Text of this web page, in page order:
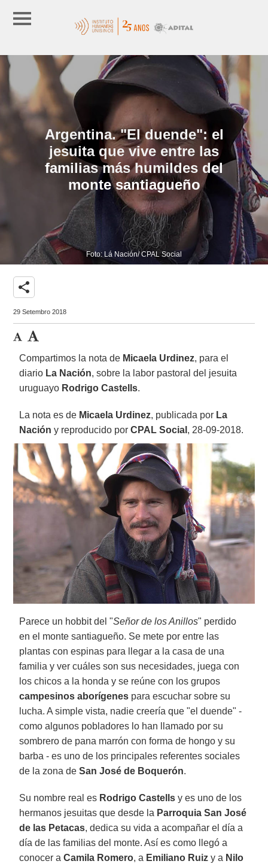
Argentina. "El duende": el
jesuita que vive entre las
familias más humildes del
monte santiagueño
Foto: Lá Nación/ CPAL Social
share
29 Setembro 2018
Compartimos la nota de Micaela Urdinez, para el
diario La Nación, sobre la labor pastoral del jesuita
uruguayo Rodrigo Castells.
La nota es de Micaela Urdinez, publicada por La
Nación y reproducido porCPAL Social , 28-09-2018.
Parece un hobbit del "Señor de los Anillos" perdido
en el monte santiagueño. Se mete por entre las
plantas con espinas para llegar a la casa de una
familia y ver cuáles son sus necesidades, juega con
los chicos a la honda y se reúne con los grupos
campesinos aborígenes para escuchar sobre su
lucha. A simple vista, nadie creería que "el duende" -
como algunos pobladores lo han llamado por su
sombrero de pana marrón con forma de hongo y su
barba - es uno de los principales referentes sociales
de la zona deSan José de Boquerón.
Su nombre real es Rodrigo Castells y es uno de los
hermanos jesuitas que desde la Parroquia San José
de las Petacas, dedica su vida a acompañar el día a
día de las familias del monte. Así es como llegó a
conocer aCamila Romero, a Emiliano Ruiz y a Nilo